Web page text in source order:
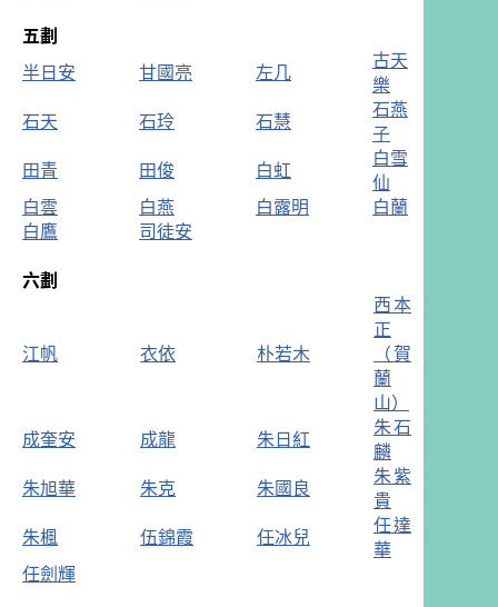
五劃
半日安
甘國亮 左几
古天
樂
石天
石玲 石慧
石燕
子
田青
田俊 白虹
白雪
仙
白雲
白燕 白露明
白蘭
白鷹
司徒安
六劃
江帆 衣依 朴若木
西本
正
（賀
蘭
山）
成奎安
成龍 朱日紅
朱石
麟
朱旭華
朱克 朱國良
朱紫
貴
朱楓
伍錦霞 任冰兒
任達
華
任劍輝